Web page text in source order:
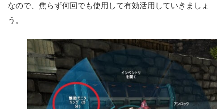
なので、焦らず何回でも使用して有効活用していきましょ
う。